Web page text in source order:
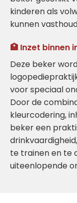
kinderen als
kunnen
🏥 Inzet binnen
Deze beker
voor speciaal
Door de
kleurcodering,
beker een
te trainen en te
uiteenlopende